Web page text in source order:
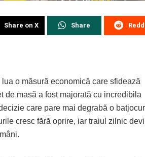
Share on X Share
o măsură economică care sfidează
de masă a fost majorată cu incredibila
care pare mai degrabă o
cresc fără oprire, iar traiul zilnic